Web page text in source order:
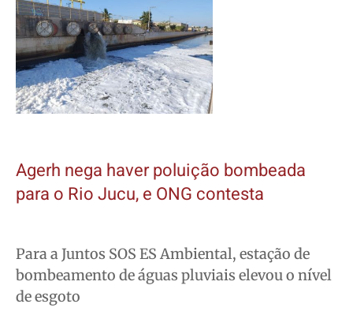
Agerh nega haver poluição bombeada
para o Rio Jucu, e ONG contesta
Para a Juntos SOS ES Ambiental, estação de
bombeamento de águas pluviais elevou o nível
de esgoto